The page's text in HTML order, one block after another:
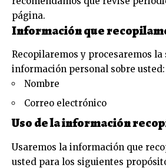
página.
Información que
Recopilaremos y procesaremos la
información personal sobre usted:
Nombre
Correo electrónico
Uso de la información
Usaremos la información que
usted para los siguientes